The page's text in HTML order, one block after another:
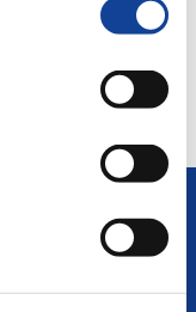
koki tappion… →